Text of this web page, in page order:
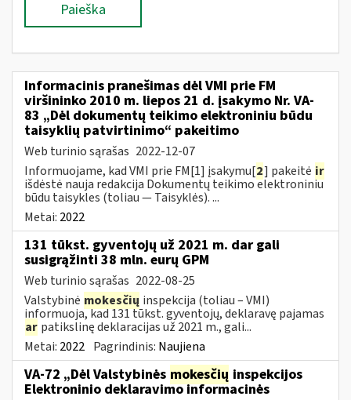
Paieška
Informacinis pranešimas dėl VMI prie FM
viršininko 2010 m. liepos 21 d. įsakymo Nr. VA-
83 „Dėl dokumentų teikimo elektroniniu būdu
taisyklių patvirtinimo“ pakeitimo
Web turinio sąrašas 2022-12-07
Informuojame, kad VMI prie FM[1] įsakymu[2] pakeitė ir
išdėstė nauja redakcija Dokumentų teikimo elektroniniu
būdu taisykles (toliau — Taisyklės). ...
Metai: 2022
131 tūkst. gyventojų už 2021 m. dar gali
susigrąžinti 38 mln. eurų GPM
Web turinio sąrašas 2022-08-25
Valstybinė mokesčių inspekcija (toliau – VMI)
informuoja, kad 131 tūkst. gyventojų, deklaravę pajamas
ar patikslinę deklaracijas už 2021 m., gali...
Metai: 2022 Pagrindinis: Naujiena
VA-72 „Dėl Valstybinės mokesčių inspekcijos
Elektroninio deklaravimo informacinės